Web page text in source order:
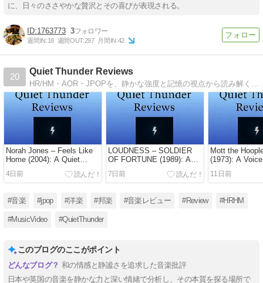
に、日々のささやかな贅沢とその喜びが表現される。
1763773 3
週間IN:18 週間OUT:297 月間IN:42
20
Quiet Thunder Reviews
HR/HM・AOR・JPOPを、静かな強度と記憶の視点から読み解く批評的エッセイ。
Norah Jones – Feels Like
Home (2004): A Quiet
Landscape of Summer
Light and Shadow
4日前
LOUDNESS – SOLDIER
OF FORTUNE (1989): A
Quiet Tension at the Edge
of Change
7日前
Mott the
(1973): A
Between
Resolve
11日前
#音楽 #jpop #洋楽 #邦楽 #音楽レビュー #Review #HRHM
#MusicVideo #QuietThunder
このブログのここがポイント
和の情感と静謐さを追求した音楽批評
日本や英国の音楽を静かな力と深い情緒で分析し、その本質を探る場所で